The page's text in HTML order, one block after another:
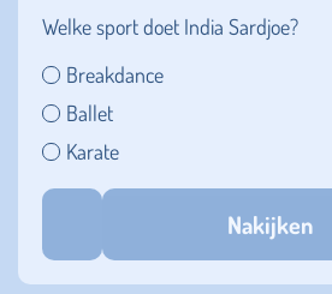
Welke sport doet India Sardjoe?
Breakdance
Ballet
Karate
Nakijken